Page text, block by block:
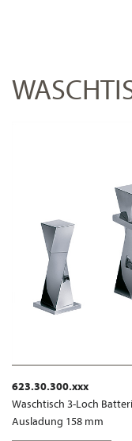
623.30.300.xxx
Waschtisch 3-Loch
Ausladung 158 mm